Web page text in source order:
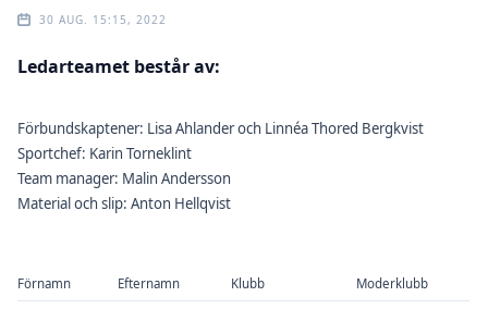
30 AUG. 15:15, 2022
Ledarteamet består av:
Förbundskaptener: Lisa Ahlander och Linnéa Thored Bergkvist
Sportchef: Karin Torneklint
Team manager: Malin Andersson
Material och slip: Anton Hellqvist
Förnamn Efternamn Klubb Moderklubb